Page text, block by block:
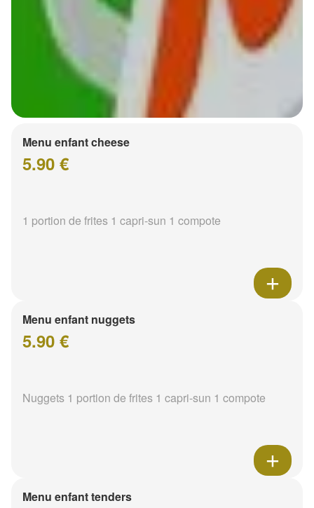
Menu enfant cheese
5.90 €
1 portion de frites 1 capri-sun 1 compote
Menu enfant nuggets
5.90 €
Nuggets 1 portion de frites 1 capri-sun 1 compote
Menu enfant tenders